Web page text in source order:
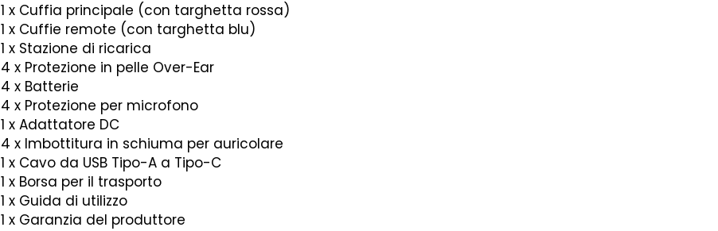
1 x Cuffia principale (con targhetta rossa)
1 x Cuffie remote (con targhetta blu)
1 x Stazione di ricarica
4 x Protezione in pelle Over-Ear
4 x Batterie
4 x Protezione per microfono
1 x Adattatore DC
4 x Imbottitura in schiuma per auricolare
1 x Cavo da USB Tipo-A a Tipo-C
1 x Borsa per il trasporto
1 x Guida di utilizzo
1 x Garanzia del produttore